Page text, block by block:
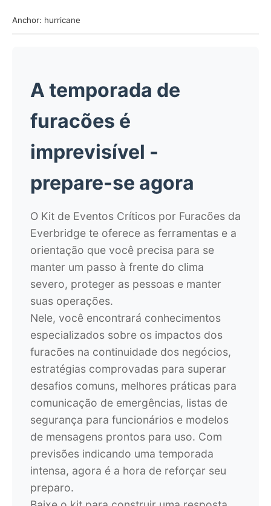
Anchor: hurricane
A temporada de
furacões é
imprevisível -
prepare-se agora
O Kit de Eventos Críticos por Furacões da
Everbridge te oferece as ferramentas e a
orientação que você precisa para se
manter um passo à frente do clima
severo, proteger as pessoas e manter
suas operações.
Nele, você encontrará conhecimentos
especializados sobre os impactos dos
furacões na continuidade dos negócios,
estratégias comprovadas para superar
desafios comuns, melhores práticas para
comunicação de emergências, listas de
segurança para funcionários e modelos
de mensagens prontos para uso. Com
previsões indicando uma temporada
intensa, agora é a hora de reforçar seu
preparo.